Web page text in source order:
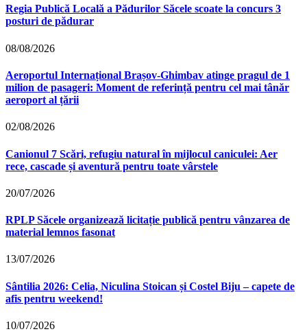
Regia Publică Locală a Pădurilor Săcele scoate la concurs 3
posturi de pădurar
08/08/2026
Aeroportul Internațional Brașov‑Ghimbav atinge pragul de 1
milion de pasageri: Moment de referință pentru cel mai tânăr
aeroport al țării
02/08/2026
Canionul 7 Scări, refugiu natural în mijlocul caniculei: Aer
rece, cascade și aventură pentru toate vârstele
20/07/2026
RPLP Săcele organizează licitație publică pentru vânzarea de
material lemnos fasonat
13/07/2026
Sântilia 2026: Celia, Niculina Stoican și Costel Biju – capete de
afis pentru weekend!
10/07/2026